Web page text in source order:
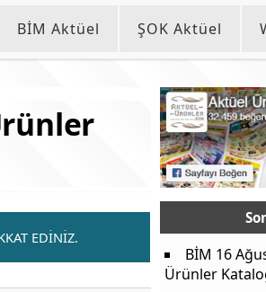
BİM Aktüel ŞOK Aktüel
EDİNİZ.
BİM 16
Ürünler